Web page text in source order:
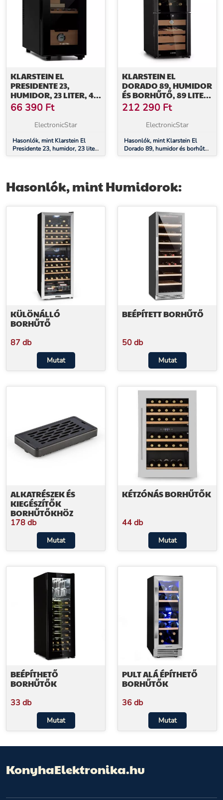
KLARSTEIN EL
PRESIDENTE 23,
HUMIDOR, 23 LITER, 45
W, ÉRINTŐS VEZÉRLÉS,
BÜKKFA, LED
66 390 Ft
ElectronicStar
Hasonlók, mint Klarstein El
Presidente 23, humidor, 23 liter,
45 W, érintős vezérlés, bükkfa,
KLARSTEIN EL
DORADO 89, HUMIDOR
ÉS BORHŰTŐ, 89 LITER,
ÉRINTŐKÉPERNYŐ, LED
212 290 Ft
ElectronicStar
Hasonlók, mint Klarstein El
Dorado 89, humidor és borhűtő,
89 liter, érintőképernyő, LED
Hasonlók, mint Humidorok:
KÜLÖNÁLLÓ
BORHŰTŐ
87 db
Mutat
BEÉPÍTETT BORHŰTŐ
50 db
Mutat
ALKATRÉSZEK ÉS
KIEGÉSZÍTŐK
BORHŰTŐKHÖZ
178 db
Mutat
KÉTZÓNÁS BORHŰTŐK
44 db
Mutat
BEÉPÍTHETŐ
BORHŰTŐK
33 db
Mutat
PULT ALÁ ÉPÍTHETŐ
BORHŰTŐK
36 db
Mutat
KonyhaElektronika.hu